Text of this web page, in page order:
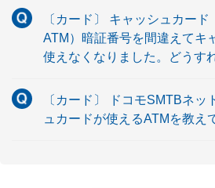
〔カード〕 キャッシュカード
ATM）暗証番号を間違えてキ
使えなくなりました。どうす
〔カード〕 ドコモSMTBネッ
ュカードが使えるATMを教え